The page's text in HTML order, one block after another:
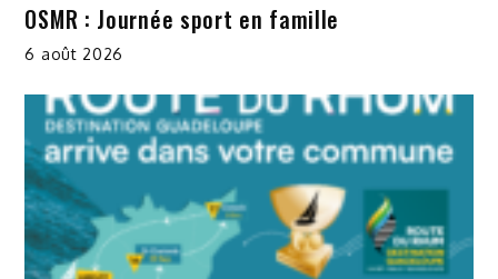
OSMR : Journée sport en famille
6 août 2026